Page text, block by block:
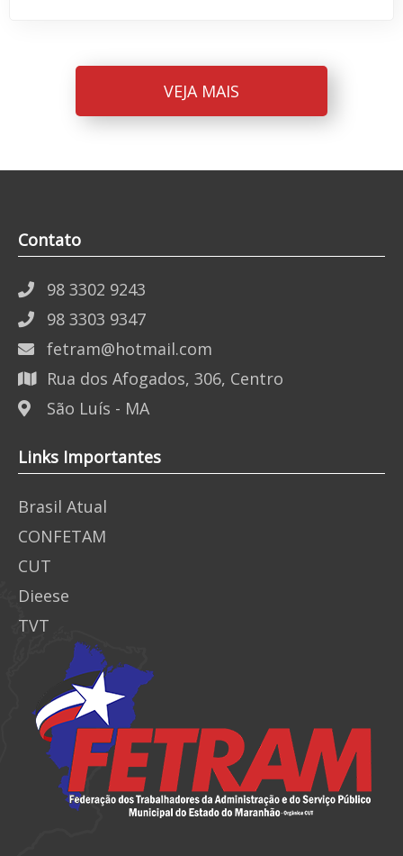
VEJA MAIS
Contato
98 3302 9243
98 3303 9347
fetram@hotmail.com
Rua dos Afogados, 306, Centro
São Luís - MA
Links Importantes
Brasil Atual
CONFETAM
CUT
Dieese
TVT